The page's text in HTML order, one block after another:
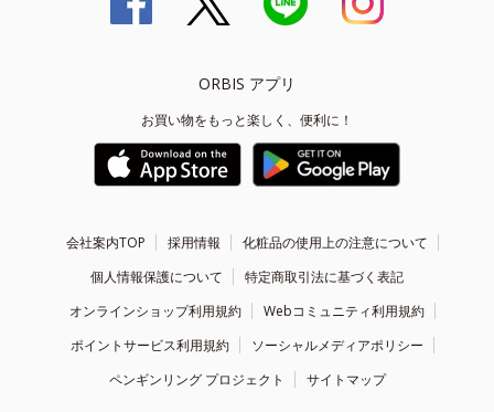
ORBIS アプリ
お買い物をもっと楽しく、便利に！
会社案内TOP 採用情報
化粧品の使用上の注意について
個人情報保護について
特定商取引法に基づく表記
オンラインショップ利用規約
Webコミュニティ利用規約
ポイントサービス利用規約
ソーシャルメディアポリシー
ペンギンリング プロジェクト
サイトマップ